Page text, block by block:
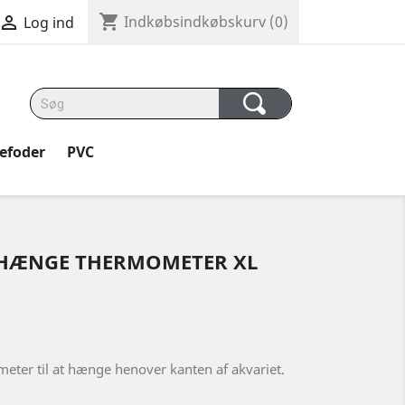
 Log ind shopping_cart Indkøbsindkøbskurv (0)
PVC
THERMOMETER XL
til at hænge henover kanten af akvariet.